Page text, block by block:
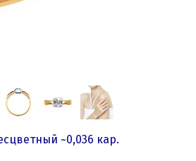
~0,036 кар.